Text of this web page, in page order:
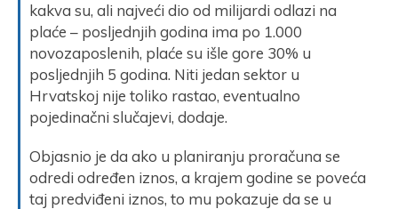
kakva su, ali najveći dio od milijardi odlazi na
plaće – posljednjih godina ima po 1.000
novozaposlenih, plaće su išle gore 30% u
posljednjih 5 godina. Niti jedan sektor u
Hrvatskoj nije toliko rastao, eventualno
pojedinačni slučajevi, dodaje.
Objasnio je da ako u planiranju proračuna se
odredi određen iznos, a krajem godine se poveća
taj predviđeni iznos, to mu pokazuje da se u